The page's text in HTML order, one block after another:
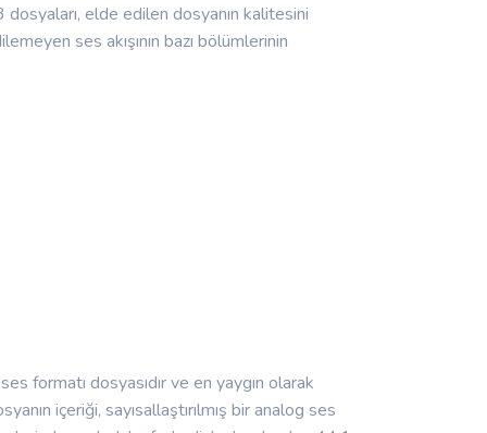
elde edilen dosyanın kalitesini
ses akışının bazı bölümlerinin
formatı dosyasıdır ve en yaygın olarak
içeriği, sayısallaştırılmış bir analog ses